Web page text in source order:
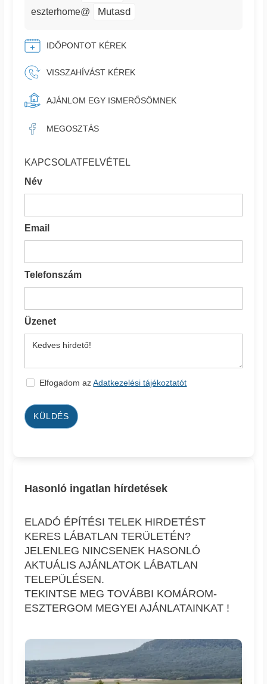
eszterhome@ Mutasd
IDŐPONTOT KÉREK
VISSZAHÍVÁST KÉREK
AJÁNLOM EGY ISMERŐSÖMNEK
MEGOSZTÁS
KAPCSOLATFELVÉTEL
Név
Email
Telefonszám
Üzenet
Elfogadom azAdatkezelési tájékoztatót
KÜLDÉS
Hasonló ingatlan hírdetések
ELADÓ ÉPÍTÉSI TELEK HIRDETÉST
KERES LÁBATLAN TERÜLETÉN?
JELENLEG NINCSENEK HASONLÓ
AKTUÁLIS AJÁNLATOK LÁBATLAN
TELEPÜLÉSEN.
TEKINTSE MEG TOVÁBBI KOMÁROM-
ESZTERGOM MEGYEI AJÁNLATAINKAT !